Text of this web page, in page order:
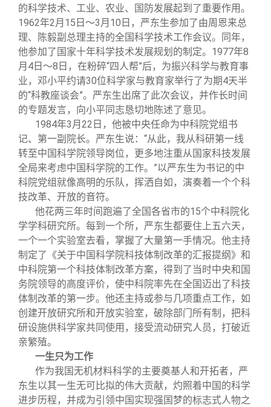
的科学技术、工业、农业、国防发展起到了重要作用。
1962年2月15日～3月10日，严东生参加了由周恩来总
理、陈毅副总理主持的全国科学技术工作会议。同年，
他参加了国家十年科学技术发展规划的制定。1977年8
月4日～8日，在粉碎“四人帮”后，为振兴科学与教育事
业，邓小平约请30位科学家与教育家举行了为期4天半
的“科教座谈会”。严东生出席了此次会议，并作长时间
的专题发言，向小平同志恳切地陈述了意见。
1984年3月22日，他被中央任命为中科院党组书
记、第一副院长。严东生说：“从此，我从科研第一线
转至中国科学院领导岗位，更多地注重从国家科技发展
全局来考虑中国科学院的工作。”以严东生为书记的中
科院党组就像高明的乐队，挥洒自如，演奏着一个个科
技改革、开放的音符。
他花两三年时间跑遍了全国各省市的15个中科院化
学学科研究所。每到一个所，严东生都要住上五六天，
一个一个实验室去看，掌握了大量第一手情况。他主持
制定了《关于中国科学院科技体制改革的汇报提纲》和
中科院第一个科技体制改革方案，得到了当时中央和国
务院领导的高度评价，使中科院率先在全国迈出了科技
体制改革的第一步。他还主持或参与几项重点工作，如
创建开放研究所和开放实验室，破除部门所有制，把科
研设施供科学家共同使用，接受流动研究人员，打破近
亲繁殖。
一生只为工作
作为我国无机材料科学的主要奠基人和开拓者，严
东生以其一生无可比拟的伟大贡献，灼照着中国的科学
进步历程，并成为引领中国实现强国梦的标志式人物之